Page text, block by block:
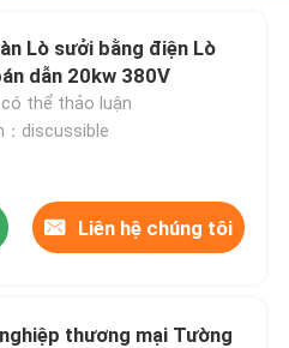
Lò sưởi bằng điện Lò
dẫn 20kw 380V
có thể thảo luận
：discussible
Liên hệ chúng tôi
thương mại Tường